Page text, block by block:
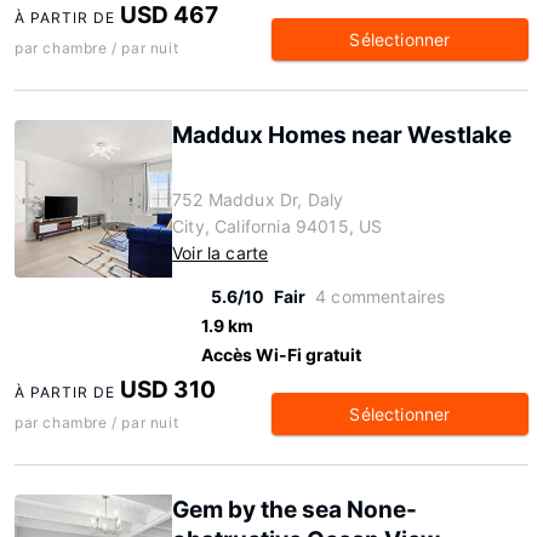
À PARTIR DE USD 467
par chambre / par nuit Sélectionner
Maddux Homes near Westlake
752 Maddux Dr, Daly
City, California 94015, US
Voir la carte
5.6/10 Fair 4 commentaires
1.9 km
Accès Wi-Fi gratuit
À PARTIR DE USD 310
par chambre / par nuit Sélectionner
Gem by the sea None-